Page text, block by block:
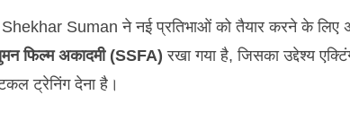
Shekhar Suman ने नई प्रतिभाओं को तैयार करने के
फिल्म अकादमी (SSFA) रखा गया है, जिसका उद्देश्य
ट्रेनिंग देना है।